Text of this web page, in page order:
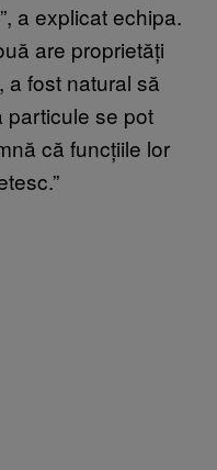
a explicat echipa.
are proprietăți
a fost natural să
particule se pot
că funcțiile lor